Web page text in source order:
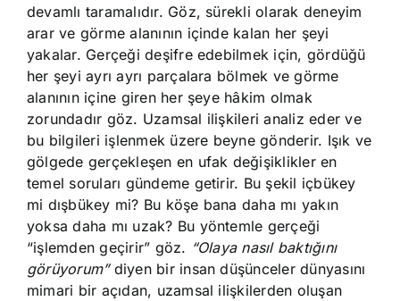
devamlı taramalıdır. Göz, sürekli olarak deneyim
arar ve görme alanının içinde kalan her şeyi
yakalar. Gerçeği deşifre edebilmek için, gördüğü
her şeyi ayrı ayrı parçalara bölmek ve görme
alanının içine giren her şeye hâkim olmak
zorundadır göz. Uzamsal ilişkileri analiz eder ve
bu bilgileri işlenmek üzere beyne gönderir. Işık ve
gölgede gerçekleşen en ufak değişiklikler en
temel soruları gündeme getirir. Bu şekil içbükey
mi dışbükey mi? Bu köşe bana daha mı yakın
yoksa daha mı uzak? Bu yöntemle gerçeği
“işlemden geçirir” göz. “Olaya nasıl baktığını
görüyorum”diyen bir insan düşünceler dünyasını
mimari bir açıdan, uzamsal ilişkilerden oluşan